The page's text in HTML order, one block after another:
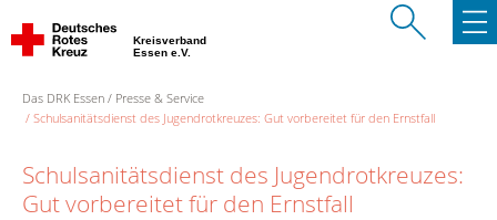
Kreisverband
Essen e.V.
Das DRK Essen
Presse & Service
Schulsanitätsdienst des Jugendrotkreuzes: Gut vorbereitet für den Ernstfall
Schulsanitätsdienst des Jugendrotkreuzes:
Gut vorbereitet für den Ernstfall